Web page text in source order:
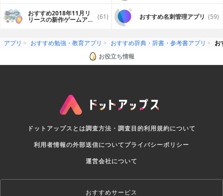
おすすめ2018年11月リ
リースの新作ゲームアプ (61) おすすめ名刺管理アプリ (59)
アプリ おすすめ勉強・教育アプリ おすすめ辞典・辞書・参考書アプリ
お
お役立ち情報
ドットアップスとは調査方法・調査目的利用規約について
利用者情報の外部送信についてプライバシーポリシー
運営会社について
おすすめサービス